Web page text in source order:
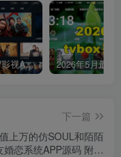
最新UI神马TV影视APP源码 乐檬影视苹果CMS后台 包含前后端源码
下一篇
上万的仿SOUL和陌陌
婚恋系统APP源码 附近